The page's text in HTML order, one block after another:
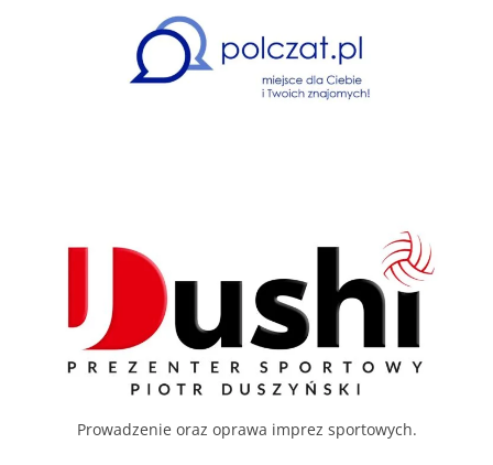
Prowadzenie oraz oprawa imprez sportowych.